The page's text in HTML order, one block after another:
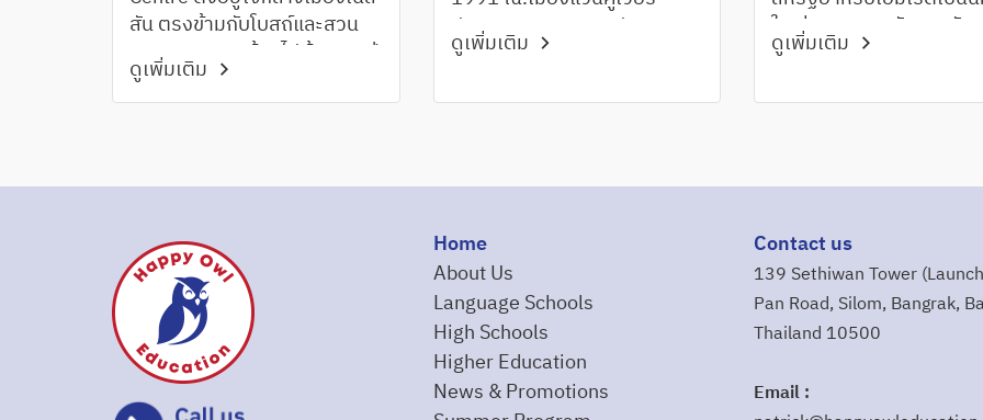
สัน ตรงข้ามกับโบสถ์และสวน
สาธารณะแวดล้อมไปด้วยคาเฟ่
ร้านค้า ร้านอาหาร ซึ่งสามาถ
เพลิดเพลินไปกับอาหารทะเล
ดูเพิ่มเติม
ประเทศแคนาดาและประสพ
ความสำเร็จอย่างมากจาก
ห้องเรียนทันสมัยรวมถึงการใช้
ILSC Language Schools ได้รับ
นักเรียนทั่วทุกมุมโลก
ดูเพิ่มเติม
ใหญ่สุดของสหรัฐอาหรับ
เรต มีพื้นที่ประมาณ
ประมาณ 2 ล้านคน เมือง
เจริญเติบโตของเมืองสูง
ดูเพิ่มเติม
Home
About Us
Language Schools
High Schools
Higher Education
News & Promotions
Contact us
139 Sethiwan Tower
Pan Road, Silom, Bangrak,
Thailand 10500
Email :